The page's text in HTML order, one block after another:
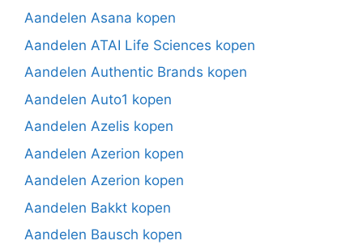
Aandelen Asana kopen
Aandelen ATAI Life Sciences kopen
Aandelen Authentic Brands kopen
Aandelen Auto1 kopen
Aandelen Azelis kopen
Aandelen Azerion kopen
Aandelen Azerion kopen
Aandelen Bakkt kopen
Aandelen Bausch kopen